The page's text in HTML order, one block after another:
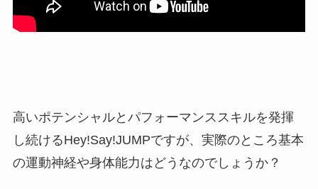
高いポテンシャルとパフォーマンススキルを発揮
し続けるHey!Say!JUMPですが、実際のところ基本
の運動神経や身体能力はどうなのでしょうか？